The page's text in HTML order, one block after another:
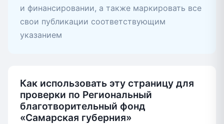
и финансировании, а также маркировать все
свои публикации соответствующим
указанием
Как использовать эту страницу для
проверки по Региональный
благотворительный фонд
«Самарская губерния»